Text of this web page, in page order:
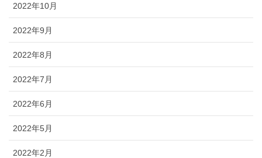
2022年10月
2022年9月
2022年8月
2022年7月
2022年6月
2022年5月
2022年2月